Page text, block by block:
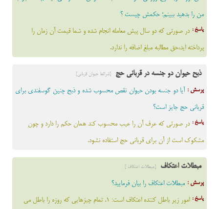
من را بدهید ببینم؛ حکمش چیست ؟
پاسخ : در صورتی که دو سال پیش معامله انجام شده و شما قیمت آن زمان را
پرداخته اید،حق مطالبه مبلغ اضافه را ندارد.
ذبح حیوان دو جنسه در قربانی حج [شرائط حیوان قربانی]
پرسش : آیا دو جنسه بودن حیوان نقص محسوب شده و ذبح چنین گوسفندی برای
قربانی حج جایز است؟
پاسخ : در صورتی که عرف آن را عیب محسوب کند همان حکم را دارد و چون
مشکوک است از آن برای قربانی حج استفاده نشود.
مبطلات اعتکاف [مبطلات اعتکاف ]
پرسش : مبطلات اعتکاف را بیان فرمایید؟
پاسخ :
امور زير باطل كننده اعتكاف است: 1. تمام چيزهايى كه روزه را باطل مى